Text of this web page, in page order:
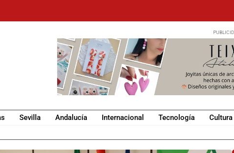
Sevilla Andalucía Internacional Tecnología